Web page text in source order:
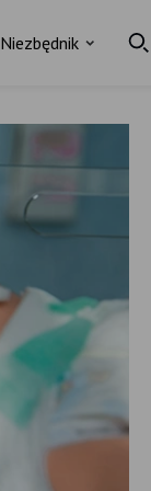
Niezbędnik